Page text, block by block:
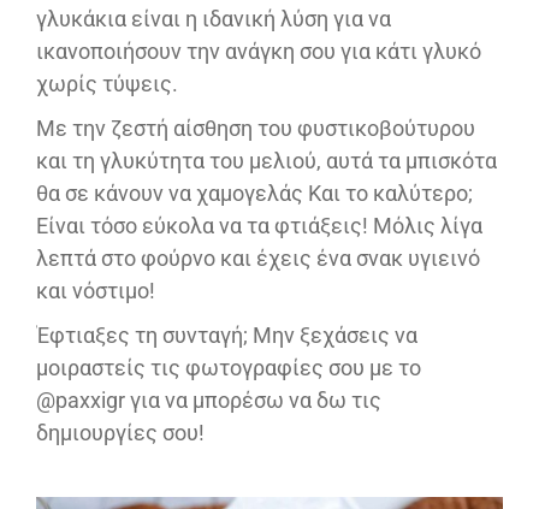
γλυκάκια είναι η ιδανική λύση για να
ικανοποιήσουν την ανάγκη σου για κάτι γλυκό
χωρίς τύψεις.
Με την ζεστή αίσθηση του φυστικοβούτυρου
και τη γλυκύτητα του μελιού, αυτά τα μπισκότα
θα σε κάνουν να χαμογελάς Και το καλύτερο;
Είναι τόσο εύκολα να τα φτιάξεις! Μόλις λίγα
λεπτά στο φούρνο και έχεις ένα σνακ υγιεινό
και νόστιμο!
Έφτιαξες τη συνταγή; Μην ξεχάσεις να
μοιραστείς τις φωτογραφίες σου με το
@paxxigr για να μπορέσω να δω τις
δημιουργίες σου!